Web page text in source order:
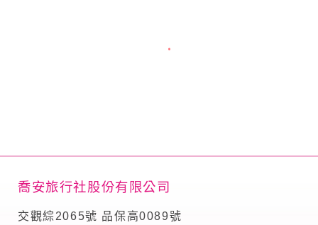
喬安旅行社股份有限公司
交觀綜2065號 品保高0089號